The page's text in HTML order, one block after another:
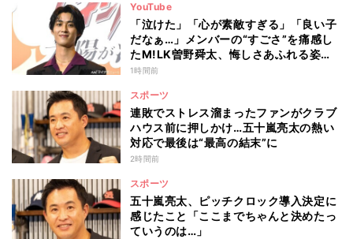
YouTube
「泣けた」「心が素敵すぎる」「良い子
だなぁ…」メンバーの“すごさ”を痛感し
たM!LK曽野舜太、悔しさあふれる姿に
ファン感動
1時間前
スポーツ
連敗でストレス溜まったファンがクラブ
ハウス前に押しかけ…五十嵐亮太の熱い
対応で最後は“最高の結末”に
2時間前
スポーツ
五十嵐亮太、ピッチクロック導入決定に
感じたこと「ここまでちゃんと決めたっ
ていうのは…」